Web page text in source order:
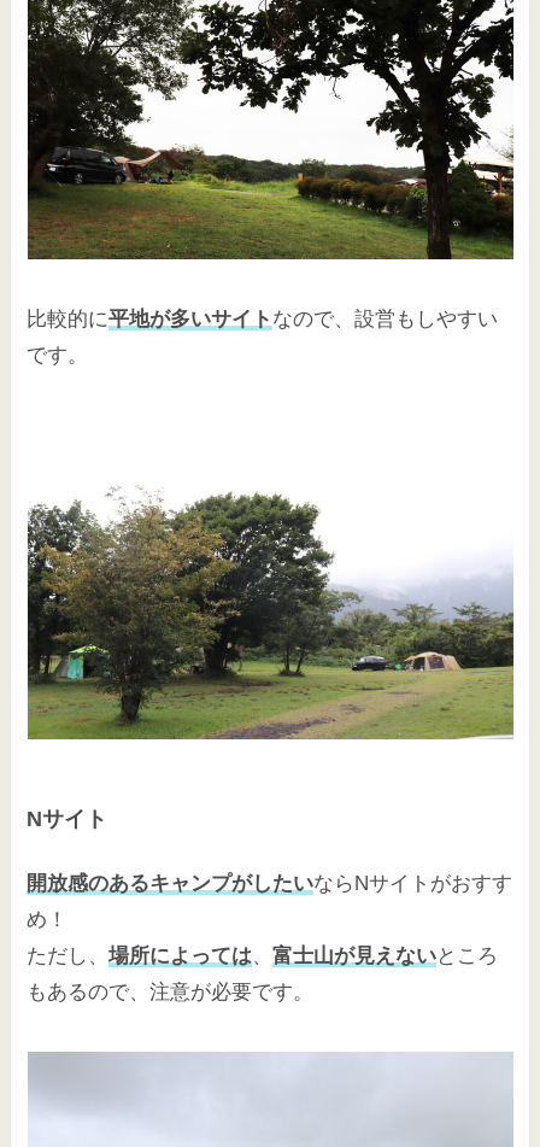
比較的に平地が多いサイト なので、設営もしやすい
です。
Nサイト
開放感のあるキャンプがしたいならNサイトがおすす
め！
ただし、場所によっては、富士山が見えないところ
もあるので、注意が必要です。